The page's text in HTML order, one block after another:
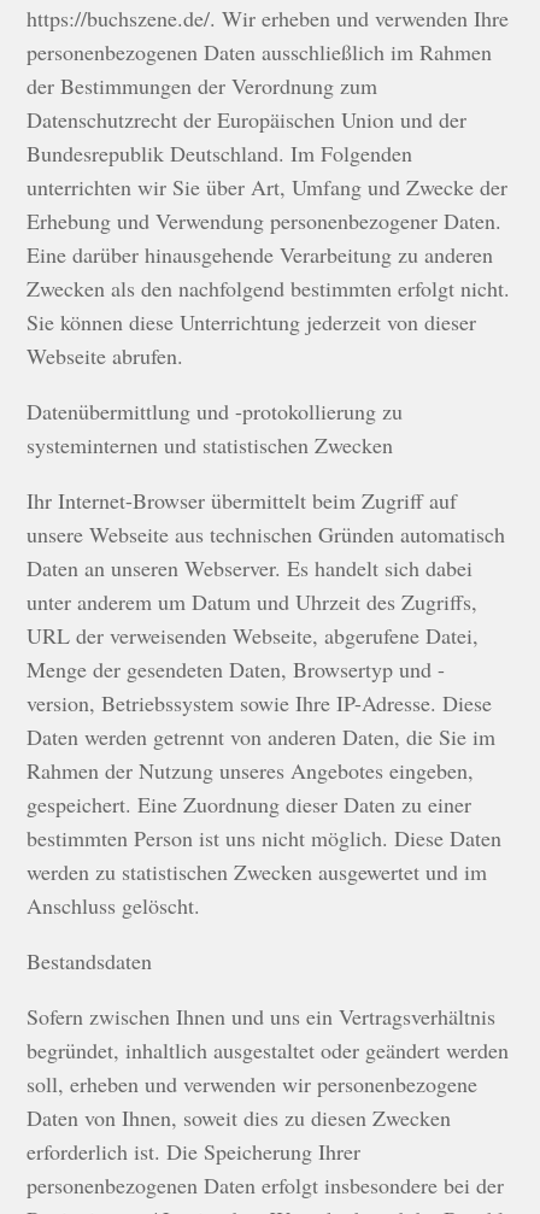
https://buchszene.de/. Wir erheben und verwenden Ihre
personenbezogenen Daten ausschließlich im Rahmen
der Bestimmungen der Verordnung zum
Datenschutzrecht der Europäischen Union und der
Bundesrepublik Deutschland. Im Folgenden
unterrichten wir Sie über Art, Umfang und Zwecke der
Erhebung und Verwendung personenbezogener Daten.
Eine darüber hinausgehende Verarbeitung zu anderen
Zwecken als den nachfolgend bestimmten erfolgt nicht.
Sie können diese Unterrichtung jederzeit von dieser
Webseite abrufen.
Datenübermittlung und -protokollierung zu
systeminternen und statistischen Zwecken
Ihr Internet-Browser übermittelt beim Zugriff auf
unsere Webseite aus technischen Gründen automatisch
Daten an unseren Webserver. Es handelt sich dabei
unter anderem um Datum und Uhrzeit des Zugriffs,
URL der verweisenden Webseite, abgerufene Datei,
Menge der gesendeten Daten, Browsertyp und -
version, Betriebssystem sowie Ihre IP-Adresse. Diese
Daten werden getrennt von anderen Daten, die Sie im
Rahmen der Nutzung unseres Angebotes eingeben,
gespeichert. Eine Zuordnung dieser Daten zu einer
bestimmten Person ist uns nicht möglich. Diese Daten
werden zu statistischen Zwecken ausgewertet und im
Anschluss gelöscht.
Bestandsdaten
Sofern zwischen Ihnen und uns ein Vertragsverhältnis
begründet, inhaltlich ausgestaltet oder geändert werden
soll, erheben und verwenden wir personenbezogene
Daten von Ihnen, soweit dies zu diesen Zwecken
erforderlich ist. Die Speicherung Ihrer
personenbezogenen Daten erfolgt insbesondere bei der